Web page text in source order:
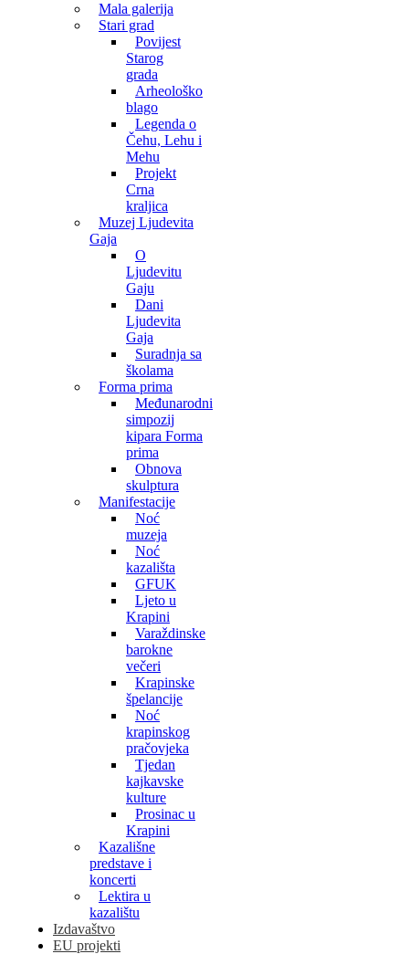
Mala galerija
Stari grad
Povijest
Starog
grada
Arheološko
blago
Legenda o
Čehu, Lehu i
Mehu
Projekt
Crna
kraljica
Muzej Ljudevita
Gaja
O
Ljudevitu
Gaju
Dani
Ljudevita
Gaja
Suradnja sa
školama
Forma prima
Međunarodni
simpozij
kipara Forma
prima
Obnova
skulptura
Manifestacije
Noć
muzeja
Noć
kazališta
GFUK
Ljeto u
Krapini
Varaždinske
barokne
večeri
Krapinske
špelancije
Noć
krapinskog
pračovjeka
Tjedan
kajkavske
kulture
Prosinac u
Krapini
Kazališne
predstave i
koncerti
Lektira u
kazalištu
Izdavaštvo
EU projekti